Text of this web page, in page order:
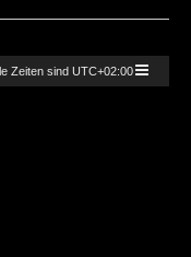
Zeiten sind UTC+02:00